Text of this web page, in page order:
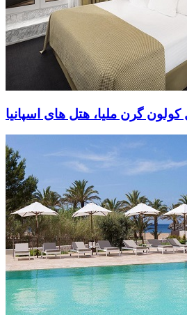
کولون گرن ملیا، هتل های اسپانیا